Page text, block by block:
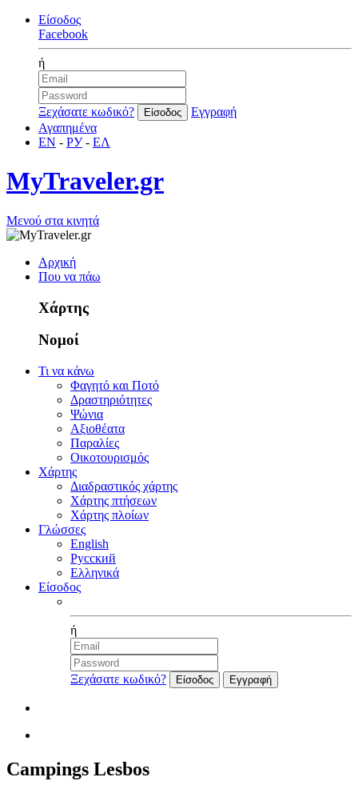
Είσοδος
Facebook
ή
Ξεχάσατε κωδικό?
Εγγραφή
Αγαπημένα
EN - РУ- ΕΛ
MyTraveler.gr
Μενού στα κινητά
Αρχική
Που να πάω
Χάρτης
Νομοί
Τι να κάνω
Φαγητό και Ποτό
Δραστηριότητες
Ψώνια
Αξιοθέατα
Παραλίες
Οικοτουρισμός
Χάρτης
Διαδραστικός χάρτης
Χάρτης πτήσεων
Χάρτης πλοίων
Γλώσσες
English
Русский
Ελληνικά
Είσοδος
ή
Ξεχάσατε κωδικό?
Campings Lesbos